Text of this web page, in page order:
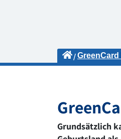
Grundsätzlich